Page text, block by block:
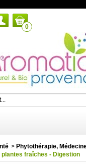
0
> Phytothérapie,
fraîches - Digestion